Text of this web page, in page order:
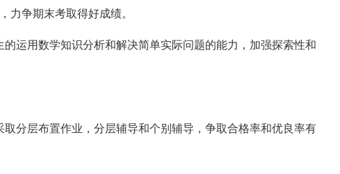
力争期末考取得好成绩。
用数学知识分析和解决简单实际问题的能力，加强探索性和
层布置作业，分层辅导和个别辅导，争取合格率和优良率有